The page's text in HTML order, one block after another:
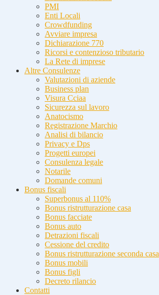
PMI
Enti Locali
Crowdfunding
Avviare impresa
Dichiarazione 770
Ricorsi e contenzioso tributario
La Rete di imprese
Altre Consulenze
Valutazioni di aziende
Business plan
Visura Cciaa
Sicurezza sul lavoro
Anatocismo
Registrazione Marchio
Analisi di bilancio
Privacy e Dps
Progetti europei
Consulenza legale
Notarile
Domande comuni
Bonus fiscali
Superbonus al 110%
Bonus ristrutturazione casa
Bonus facciate
Bonus auto
Detrazioni fiscali
Cessione del credito
Bonus ristrutturazione seconda casa
Bonus mobili
Bonus figli
Decreto rilancio
Contatti